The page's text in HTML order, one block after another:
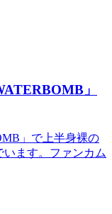
」
」で上半身裸の
ます。ファンカム